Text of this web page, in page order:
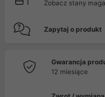
Zobacz stany
Zapytaj o produkt
Gwarancja
12 miesiące